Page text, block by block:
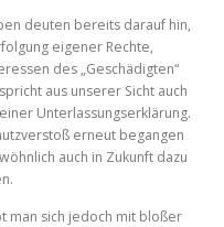
deuten bereits darauf hin,
eigener Rechte,
des „Geschädigten“
aus unserer Sicht auch
Unterlassungserklärung.
erneut begangen
auch in Zukunft dazu
man sich jedoch mit bloßer